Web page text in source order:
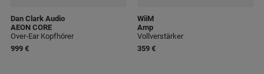
Dan Clark Audio
AEON CORE
Over-Ear Kopfhörer
999 €
WiiM
Amp
Vollverstärker
359 €